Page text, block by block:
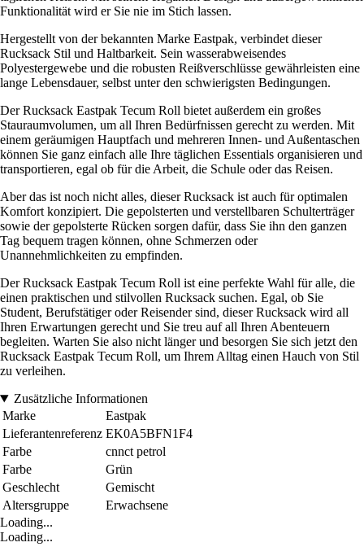
Funktionalität wird er Sie nie im Stich lassen.
Hergestellt von der bekannten Marke Eastpak, verbindet dieser
Rucksack Stil und Haltbarkeit. Sein wasserabweisendes
Polyestergewebe und die robusten Reißverschlüsse gewährleisten eine
lange Lebensdauer, selbst unter den schwierigsten Bedingungen.
Der Rucksack Eastpak Tecum Roll bietet außerdem ein großes
Stauraumvolumen, um all Ihren Bedürfnissen gerecht zu werden. Mit
einem geräumigen Hauptfach und mehreren Innen- und Außentaschen
können Sie ganz einfach alle Ihre täglichen Essentials organisieren und
transportieren, egal ob für die Arbeit, die Schule oder das Reisen.
Aber das ist noch nicht alles, dieser Rucksack ist auch für optimalen
Komfort konzipiert. Die gepolsterten und verstellbaren Schulterträger
sowie der gepolsterte Rücken sorgen dafür, dass Sie ihn den ganzen
Tag bequem tragen können, ohne Schmerzen oder
Unannehmlichkeiten zu empfinden.
Der Rucksack Eastpak Tecum Roll ist eine perfekte Wahl für alle, die
einen praktischen und stilvollen Rucksack suchen. Egal, ob Sie
Student, Berufstätiger oder Reisender sind, dieser Rucksack wird all
Ihren Erwartungen gerecht und Sie treu auf all Ihren Abenteuern
begleiten. Warten Sie also nicht länger und besorgen Sie sich jetzt den
Rucksack Eastpak Tecum Roll, um Ihrem Alltag einen Hauch von Stil
zu verleihen.
Zusätzliche Informationen
Marke
Eastpak
Lieferantenreferenz EK0A5BFN1F4
Farbe
cnnct petrol
Farbe
Grün
Geschlecht
Gemischt
Altersgruppe
Erwachsene
Loading...
Loading...